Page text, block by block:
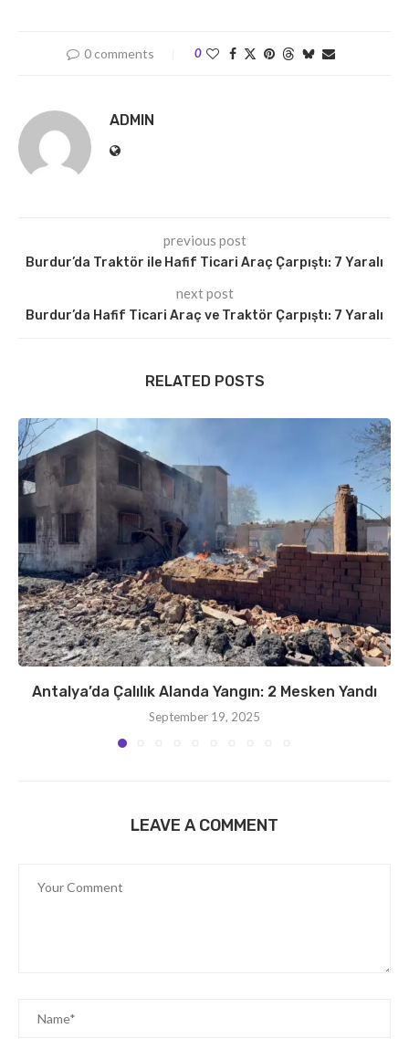
0 comments 0
ADMIN
previous post
Burdur’da Traktör ile Hafif Ticari Araç Çarpıştı: 7 Yaralı
next post
Burdur’da Hafif Ticari Araç ve Traktör Çarpıştı: 7 Yaralı
RELATED POSTS
Antalya’da Çalılık Alanda Yangın: 2 Mesken Yandı
September 19, 2025
LEAVE A COMMENT